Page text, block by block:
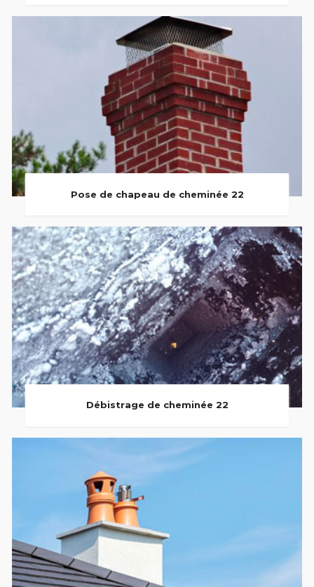
Pose de chapeau de cheminée 22
Débistrage de cheminée 22